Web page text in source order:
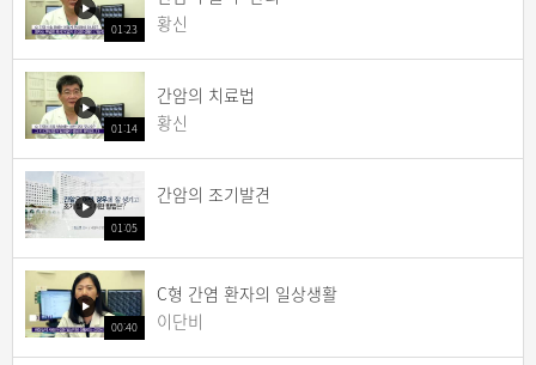
01:23
황신
01:14
간암의 치료법
황신
01:05
간암의 조기발견
00:40
C형 간염 환자의 일상생활
이단비